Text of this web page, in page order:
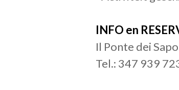
INFO en
Il Ponte dei
Tel.: 347 939